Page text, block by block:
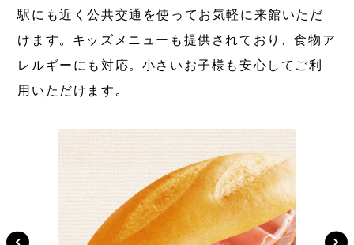
駅にも近く公共交通を使ってお気軽に来館いただ
けます。キッズメニューも提供されており、食物ア
レルギーにも対応。小さいお子様も安心してご利
用いただけます。